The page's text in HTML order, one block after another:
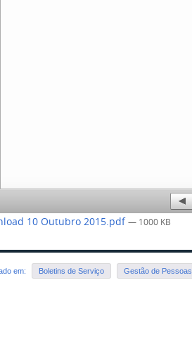
10 Outubro 2015.pdf— 1000 KB
em: Boletins de Serviço Gestão de Pessoas